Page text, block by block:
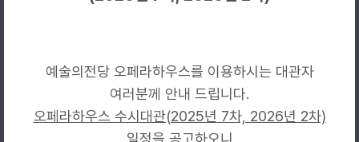
예술의전당 오페라하우스를 이용하시는 대관자
여러분께 안내 드립니다.
오페라하우스 수시대관(2025년 7차, 2026년 2차)
일정을 공고하오니